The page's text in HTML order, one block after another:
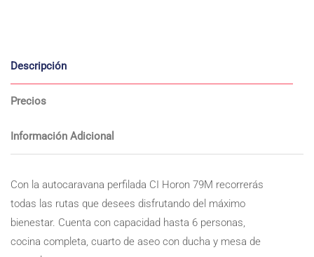
Descripción
Precios
Información Adicional
Con la autocaravana perfilada CI Horon 79M recorrerás
todas las rutas que desees disfrutando del máximo
bienestar. Cuenta con capacidad hasta 6 personas,
cocina completa, cuarto de aseo con ducha y mesa de